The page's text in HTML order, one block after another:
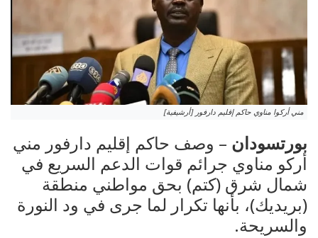
مني أركوا مناوي حاكم إقليم دارفور [أرشيفية]
بورتسودان – وصف حاكم إقليم دارفور مني
أركو مناوي جرائم قوات الدعم السريع في
شمال شرق (كتم) بحق مواطني منطقة
(بريديك)، بأنها تكرار لما جرى في ود النورة
والسريحة.